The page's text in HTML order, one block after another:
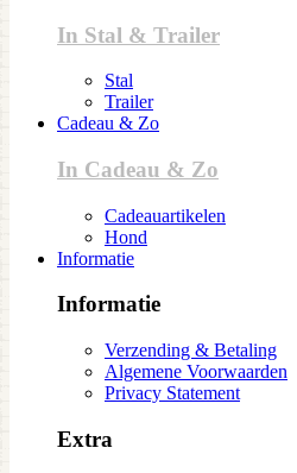
In Stal & Trailer
Stal
Trailer
Cadeau & Zo
In Cadeau & Zo
Cadeauartikelen
Hond
Informatie
Informatie
Verzending & Betaling
Algemene Voorwaarden
Privacy Statement
Extra